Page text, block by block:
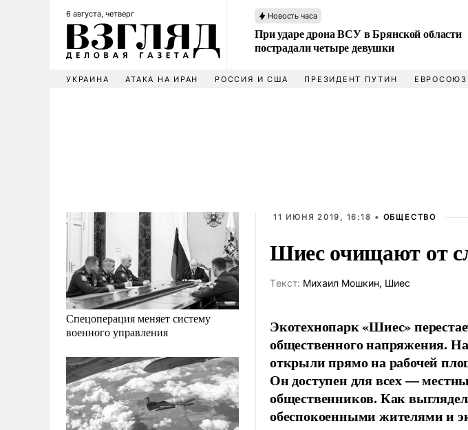
6 августа, четверг Новость часа
При ударе дрона ВСУ в Брянской области
пострадали четыре девушки
УКРАИНА АТАКА НА ИРАН РОССИЯ И США ПРЕЗИДЕНТ ПУТИН ЕВРОСОЮЗ
Спецоперация меняет систему
военного управления
11 ИЮНЯ 2019, 16:18 • ОБЩЕСТВО
Шиес очищают от
Tекст: Михаил Мошкин, Шиес
Экотехнопарк «Шиес»
общественного напряжения.
открыли прямо на рабочей
Он доступен для всех —
общественников. Как
обеспокоенными жителями и